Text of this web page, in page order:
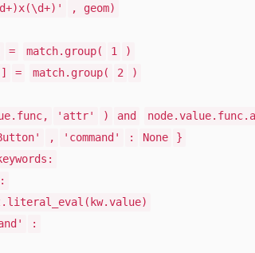
, geom)
= match.group( 1
)
] = match.group( 2
)
'attr' ) and
, 'command' : None
}
:
: